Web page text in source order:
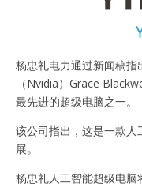
杨忠礼电力通过新闻稿
（Nvidia）Grace
最先进的超级电脑之一。
该公司指出，这是一款
展。
杨忠礼人工智能超级电